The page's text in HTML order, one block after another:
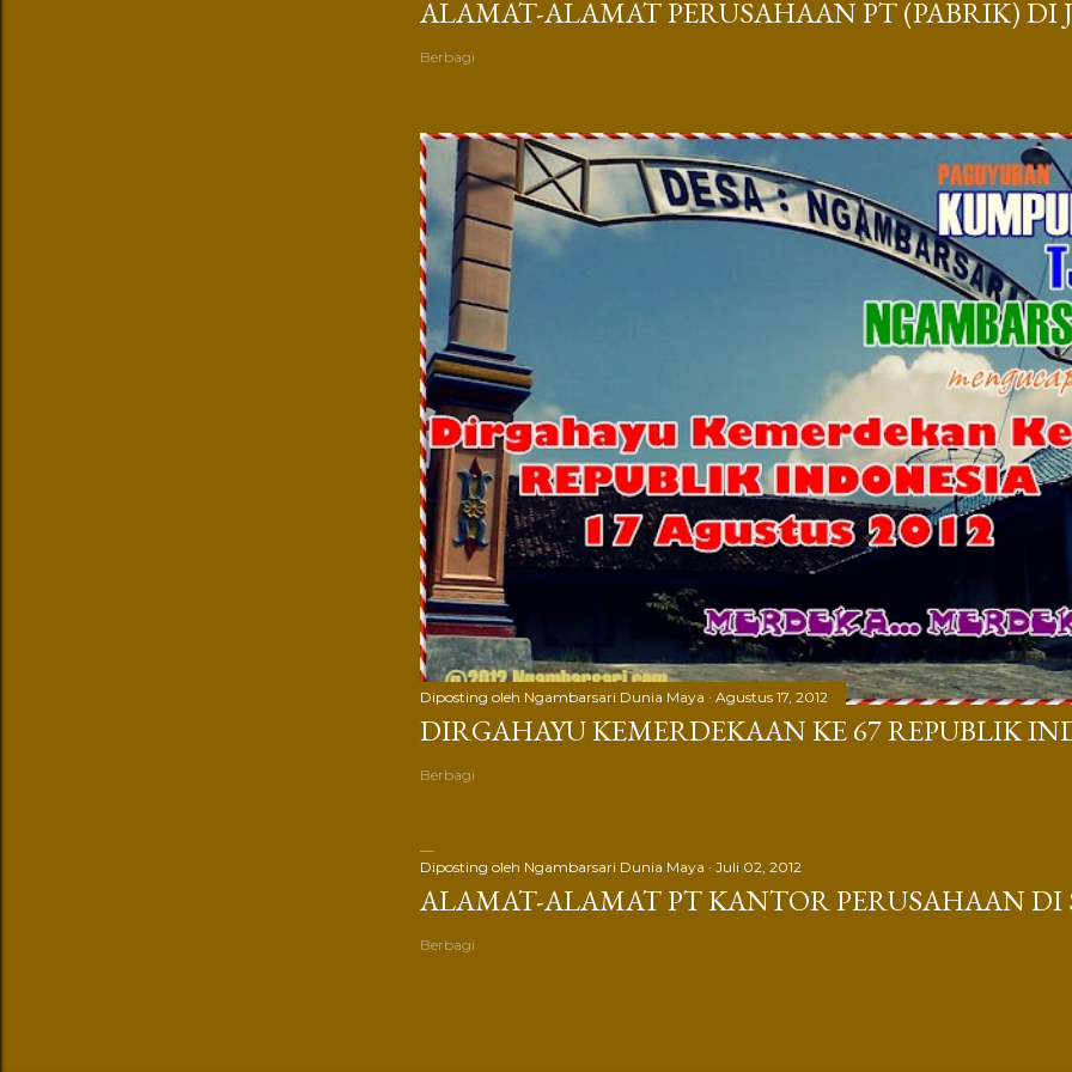
ALAMAT-ALAMAT PERUSAHAAN PT (PABRIK) DI
Berbagi
Diposting oleh Ngambarsari Dunia Maya Agustus 17, 2012
DIRGAHAYU KEMERDEKAAN KE 67 REPUBLIK
Berbagi
Diposting oleh Ngambarsari Dunia Maya Juli 02, 2012
ALAMAT-ALAMAT PT KANTOR PERUSAHAAN DI
Berbagi